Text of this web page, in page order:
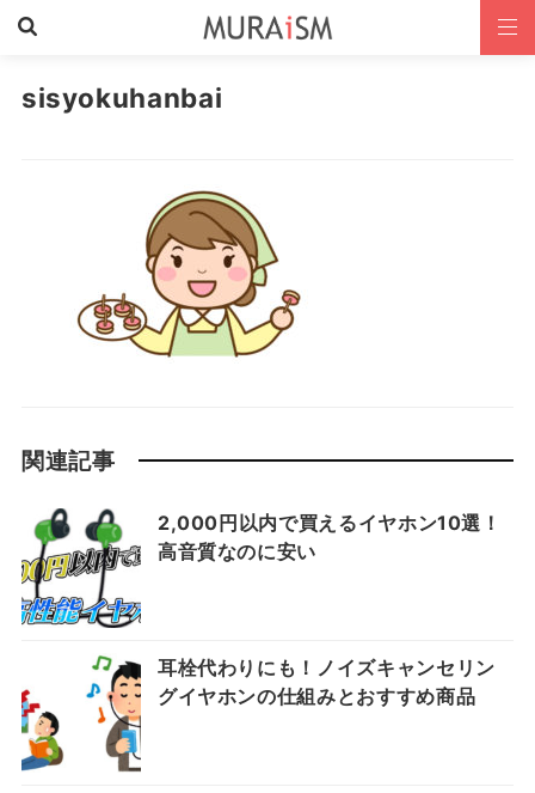
sisyokuhanbai
関連記事
2,000円以内で買えるイヤホン10選！
高音質なのに安い
耳栓代わりにも！ノイズキャンセリン
グイヤホンの仕組みとおすすめ商品